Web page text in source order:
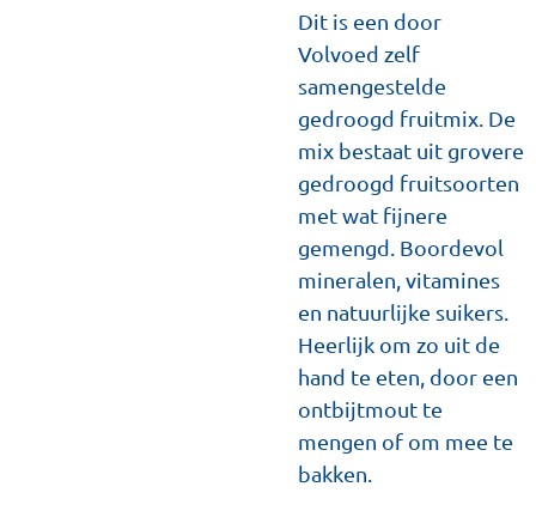
Dit is een door
Volvoed zelf
samengestelde
gedroogd fruitmix. De
mix bestaat uit grovere
gedroogd fruitsoorten
met wat fijnere
gemengd. Boordevol
mineralen, vitamines
en natuurlijke suikers.
Heerlijk om zo uit de
hand te eten, door een
ontbijtmout te
mengen of om mee te
bakken.